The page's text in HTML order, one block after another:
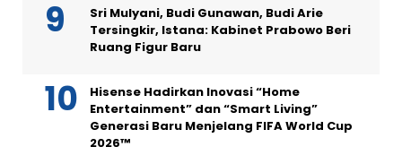
Sri Mulyani, Budi Gunawan, Budi Arie
Tersingkir, Istana: Kabinet Prabowo Beri
Ruang Figur Baru
Hisense Hadirkan Inovasi “Home
Entertainment” dan “Smart Living”
Generasi Baru Menjelang FIFA World Cup
2026™